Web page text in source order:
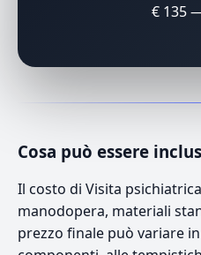
€ 135
Cosa può essere
Il costo di Visita
manodopera, materiali
prezzo finale può variare